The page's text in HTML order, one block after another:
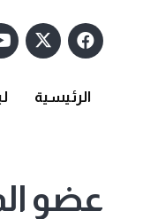
الرئيسية
عضو